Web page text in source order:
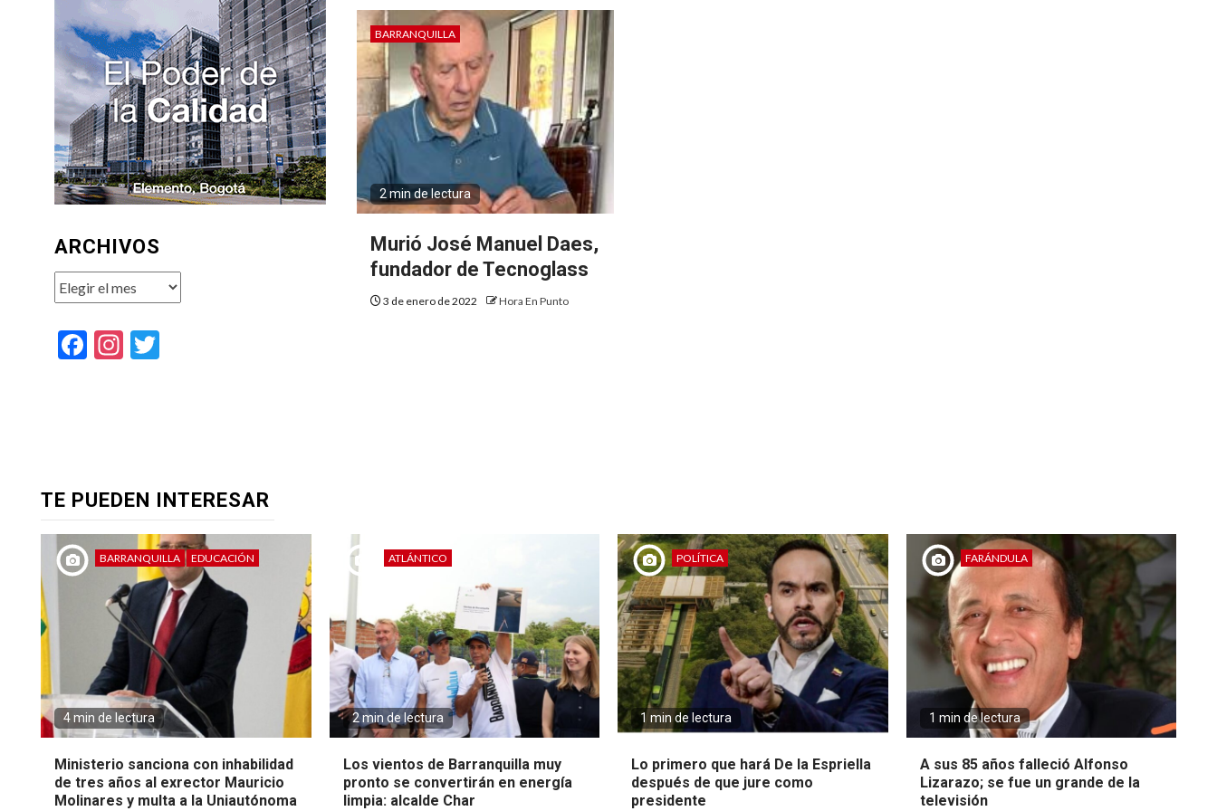
BARRANQUILLA
2 min de lectura
Murió José Manuel Daes,
fundador de Tecnoglass
3 de enero de 2022 Hora En Punto
ARCHIVOS
Archivos
Facebook
Instagram
TE PUEDEN INTERESAR
BARRANQUILLA EDUCACIÓN
4 min de lectura
Ministerio sanciona con inhabilidad
de tres años al exrector Mauricio
Molinares y multa a la Uniautónoma
ATLÁNTICO
2 min de lectura
Los vientos de Barranquilla muy
pronto se convertirán en energía
limpia: alcalde Char
POLÍTICA
1 min de lectura
Lo primero que hará De la Espriella
después de que jure como
presidente
FARÁNDULA
1 min de lectura
A sus 85 años falleció Alfonso
Lizarazo; se fue un grande de la
televisión